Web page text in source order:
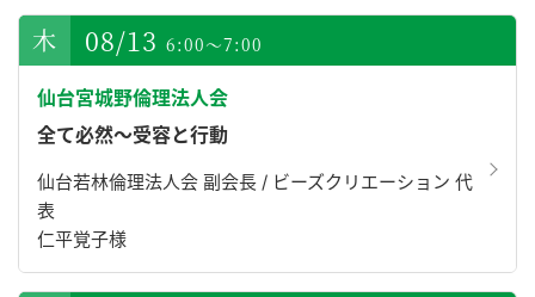
08/13 6:00～7:00
仙台宮城野倫理法人会
全て必然～受容と行動
仙台若林倫理法人会 副会長 / ビーズクリエーション 代
表
仁平覚子様